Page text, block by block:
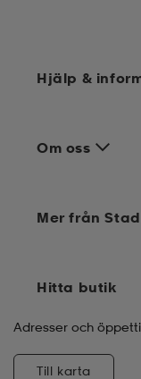
Hjälp &
Om oss
Mer från
Hitta butik
Adresser och
Till karta